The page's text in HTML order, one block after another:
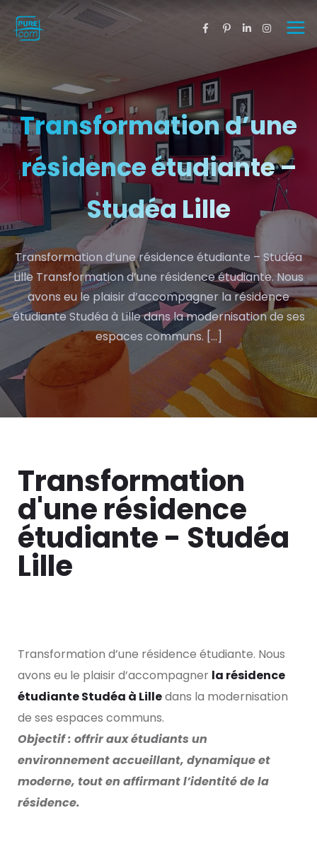
Transformation d’une
résidence étudiante –
Studéa Lille
Transformation d’une résidence étudiante – Studéa
Lille Transformation d’une résidence étudiante. Nous
avons eu le plaisir d’accompagner la résidence
étudiante Studéa à Lille dans la modernisation de ses
espaces communs. […]
Transformation
d'une résidence
étudiante - Studéa
Lille
Transformation d’une résidence étudiante. Nous
avons eu le plaisir d’accompagner la résidence
étudiante Studéa à Lilledans la modernisation
de ses espaces communs.
Objectif : offrir aux étudiants un
environnement accueillant, dynamique et
moderne, tout en affirmant l’identité de la
résidence.